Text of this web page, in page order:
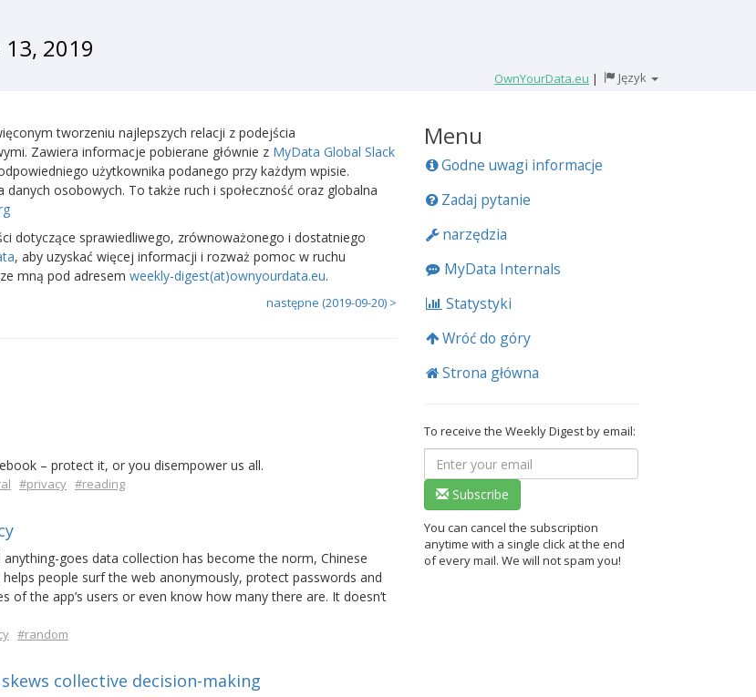
2019
OwnYourData.eu | Język
tworzeniu najlepszych relacji z podejścia
Zawiera informacje pobierane głównie z MyData Global Slack
użytkownika podanego przy każdym wpisie.
osobowych. To także ruch i społeczność oraz globalna
dotyczące sprawiedliwego, zrównoważonego i dostatniego
, aby uzyskać więcej informacji i rozważ pomoc w ruchu
mną pod adresem weekly-digest(at)ownyourdata.eu.
następne (2019-09-20) >
– protect it, or you disempower us all.
#privacy #reading
goes data collection has become the norm, Chinese
people surf the web anonymously, protect passwords and
of the app’s users or even know how many there are. It doesn’t
#random
collective decision-making
Menu
Godne uwagi informacje
Zadaj pytanie
narzędzia
MyData Internals
Statystyki
Wróć do góry
Strona główna
To receive the Weekly Digest by email:
Subscribe
You can cancel the subscription
anytime with a single click at the end
of every mail. We will not spam you!